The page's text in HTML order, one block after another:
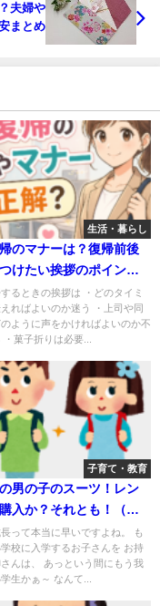
夫婦や
まとめ
生活・暮らし
のマナーは？復帰前後
けたい挨拶のポイント
全ガイド
るときの挨拶は ・どのタイミ
ればよいのか迷う ・上司や同
ように声をかければよいのか不
菓子折りは必要...
子育て・教育
男の子のスーツ！レン
入か？それとも！（小
編）
って本当に早いですよね。 も
学校に入学するお子さんを お持
んは、 あっという間にもう我
生かぁ～ なんて...